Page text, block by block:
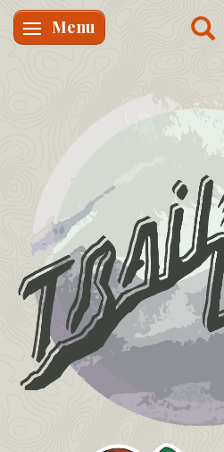
Skifte navigation
Menu